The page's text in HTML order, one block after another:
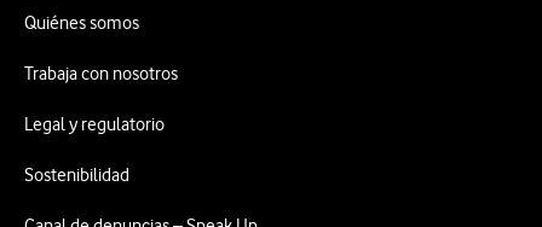
Quiénes somos
Trabaja con nosotros
Legal y regulatorio
Sostenibilidad